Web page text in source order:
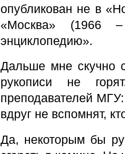
опубликован не в
«Москва» (1966 –
энциклопедию».
Дальше мне скучно
рукописи не
преподавателей
вдруг не вспомнят,
Да, некоторым бы